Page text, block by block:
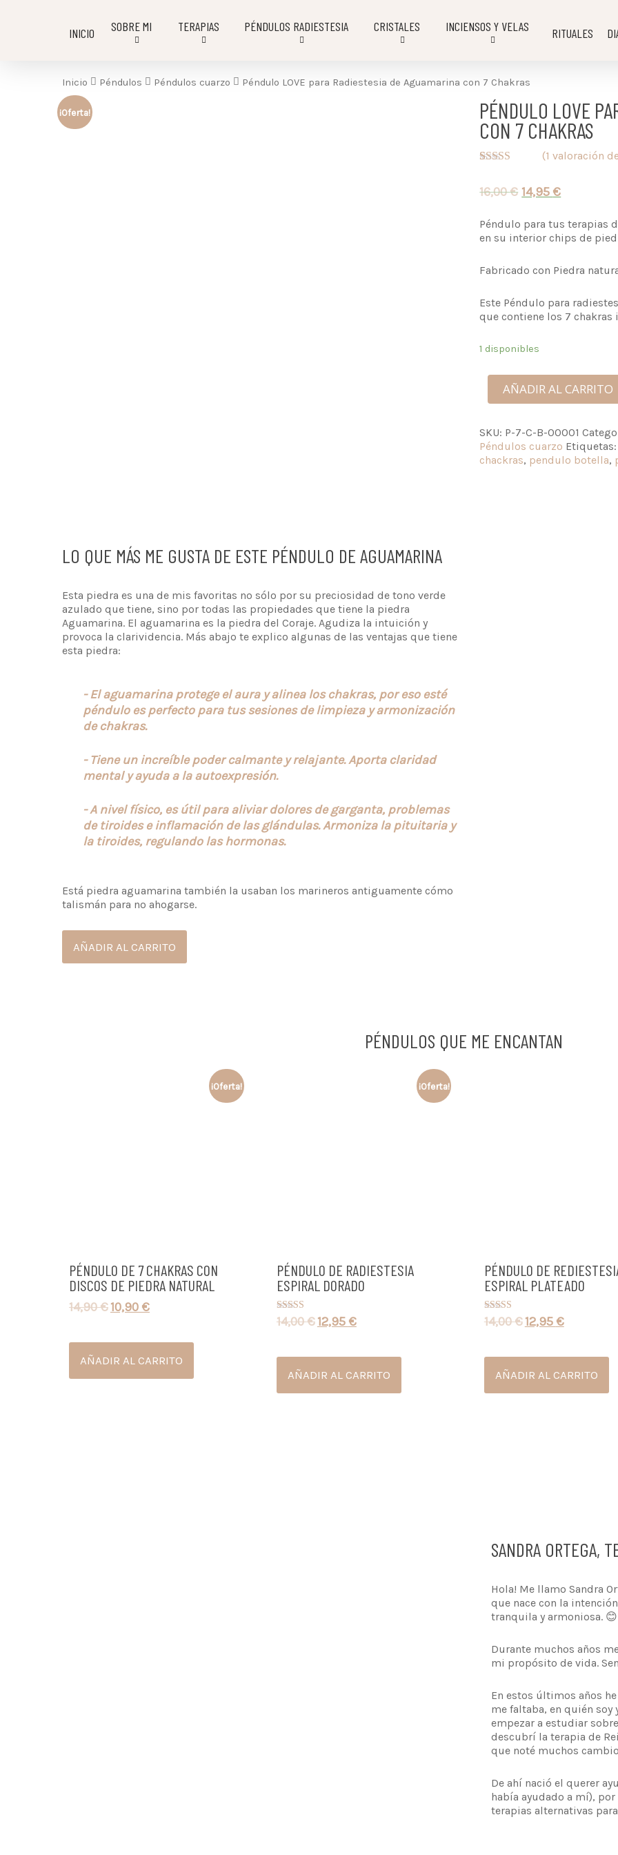
INICIO SOBRE MI TERAPIAS PÉNDULOS RADIESTESIA CRISTALES INCIENSOS Y VELAS RITUALES
Inicio Péndulos Péndulos cuarzo Péndulo LOVE para Radiestesia de Aguamarina con 7 Chakras
¡Oferta! PÉNDULO LOVE
CON 7 CHAKRAS
base a
un cliente
(1 valoración
16,00€ 14,95 €
Péndulo para tus terapias
en su interior chips de
Fabricado con Piedra
Este Péndulo para
que contiene los 7 chakras
1 disponibles
AÑADIR AL CARRITO
SKU: P-7-C-B-00001
Péndulos cuarzo Etiquetas:
chackras, pendulo botella,
LO QUE MÁS ME GUSTA DE ESTE PÉNDULO DE AGUAMARINA
Esta piedra es una de mis favoritas no sólo por su preciosidad de tono verde
azulado que tiene, sino por todas las propiedades que tiene la piedra
Aguamarina. El aguamarina es la piedra del Coraje. Agudiza la intuición y
provoca la clarividencia. Más abajo te explico algunas de las ventajas que tiene
esta piedra:
- El aguamarina protege el aura y alinea los chakras, por eso esté
péndulo es perfecto para tus sesiones de limpieza y armonización
de chakras.
- Tiene un increíble poder calmante y relajante. Aporta claridad
mental y ayuda a la autoexpresión.
- A nivel físico, es útil para aliviar dolores de garganta, problemas
de tiroides e inflamación de las glándulas. Armoniza la pituitaria y
la tiroides, regulando las hormonas.
Está piedra aguamarina también la usaban los marineros antiguamente cómo
talismán para no ahogarse.
AÑADIR AL CARRITO
PÉNDULOS QUE ME ENCANTAN
¡Oferta!
PÉNDULO DE 7 CHAKRAS CON
DISCOS DE PIEDRA NATURAL
14,90€10,90 €
AÑADIR AL CARRITO
¡Oferta!
PÉNDULO DE RADIESTESIA
ESPIRAL DORADO
Valorado con
5.00
14,00€12,95 €
AÑADIR AL CARRITO
PÉNDULO DE
ESPIRAL PLATEADO
Valorado con
5.00
14,00€12,95 €
AÑADIR AL CARRITO
SANDRA ORTEGA,
Hola! Me llamo Sandra
que nace con la
tranquila y armoniosa. 😊
Durante muchos años
mi propósito de vida.
En estos últimos años
me faltaba, en quién soy
empezar a estudiar
descubrí la terapia de
que noté muchos
De ahí nació el querer
había ayudado a mí),
terapias alternativas